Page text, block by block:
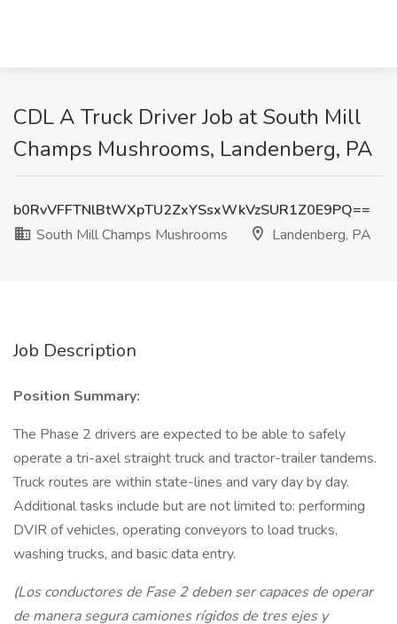
CDL A Truck Driver Job at South Mill
Champs Mushrooms, Landenberg, PA
b0RvVFFTNlBtWXpTU2ZxYSsxWkVzSUR1Z0E9PQ==
South Mill Champs Mushrooms
Landenberg, PA
Job Description
Position Summary:
The Phase 2 drivers are expected to be able to safely
operate a tri-axel straight truck and tractor-trailer tandems.
Truck routes are within state-lines and vary day by day.
Additional tasks include but are not limited to: performing
DVIR of vehicles, operating conveyors to load trucks,
washing trucks, and basic data entry.
(Los conductores de Fase 2 deben ser capaces de operar
de manera segura camiones rígidos de tres ejes y